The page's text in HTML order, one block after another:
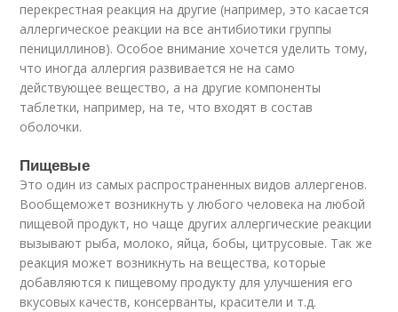
перекрестная реакция на другие (например, это касается
аллергическое реакции на все антибиотики группы
пенициллинов). Особое внимание хочется уделить тому,
что иногда аллергия развивается не на само
действующее вещество, а на другие компоненты
таблетки, например, на те, что входят в состав
оболочки.
Пищевые
Это один из самых распространенных видов аллергенов.
Вообщеможет возникнуть у любого человека на любой
пищевой продукт, но чаще других аллергические реакции
вызывают рыба, молоко, яйца, бобы, цитрусовые. Так же
реакция может возникнуть на вещества, которые
добавляются к пищевому продукту для улучшения его
вкусовых качеств, консерванты, красители и т.д.